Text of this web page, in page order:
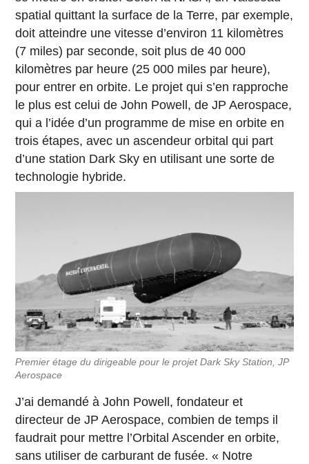
spatial quittant la surface de la Terre, par exemple,
doit atteindre une vitesse d’environ 11 kilomètres
(7 miles) par seconde, soit plus de 40 000
kilomètres par heure (25 000 miles par heure),
pour entrer en orbite. Le projet qui s’en rapproche
le plus est celui de John Powell, de JP Aerospace,
qui a l’idée d’un programme de mise en orbite en
trois étapes, avec un ascendeur orbital qui part
d’une station Dark Sky en utilisant une sorte de
technologie hybride.
Premier étage du dirigeable pour le projet Dark Sky Station, JP
Aerospace
J’ai demandé à John Powell, fondateur et
directeur de JP Aerospace, combien de temps il
faudrait pour mettre l’Orbital Ascender en orbite,
sans utiliser de carburant de fusée. « Notre